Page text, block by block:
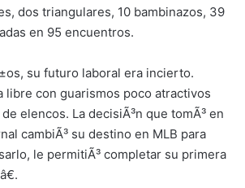
dos triangulares, 10 bambinazos, 39
en 95 encuentros.
su futuro laboral era incierto.
libre con guarismos poco atractivos
elencos. La decisiÃ³n que tomÃ³ en
cambiÃ³ su destino en MLB para
le permitiÃ³ completar su primera